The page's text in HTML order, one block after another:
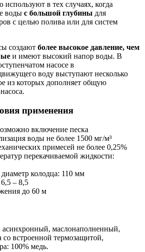
в тех случаях, когда
воды с большой глубины для
с целью полива или для систем
создают более высокое давление, чем
и имеют высокий напор воды. В
насосе в
воду выступают несколько
из которых дополняет общую
применения
включение песка
воды не более 1500 мг/м³
примесей не более 0,25%
перекачиваемой жидкости:
колодца: 110 мм
– 8,5
до 60 м
асинхронный, маслонаполненный,
со встроенной термозащитой,
100% медь.